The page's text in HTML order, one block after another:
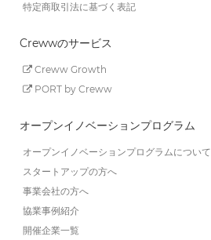
特定商取引法に基づく表記
Crewwのサービス
Creww Growth
PORT by Creww
オープンイノベーションプログラム
オープンイノベーションプログラムについて
スタートアップの方へ
事業会社の方へ
協業事例紹介
開催企業一覧